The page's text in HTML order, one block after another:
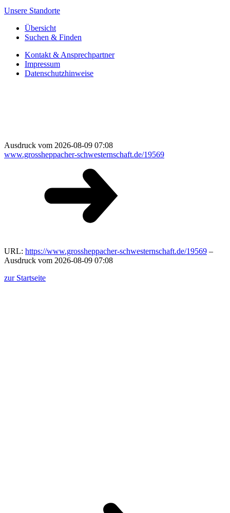
Unsere Standorte
Übersicht
Suchen & Finden
Kontakt & Ansprechpartner
Impressum
Datenschutzhinweise
Ausdruck vom 2026-08-09 07:08
www.grossheppacher-schwesternschaft.de/19569
URL: https://www.grossheppacher-schwesternschaft.de/19569 –
Ausdruck vom 2026-08-09 07:08
zur Startseite